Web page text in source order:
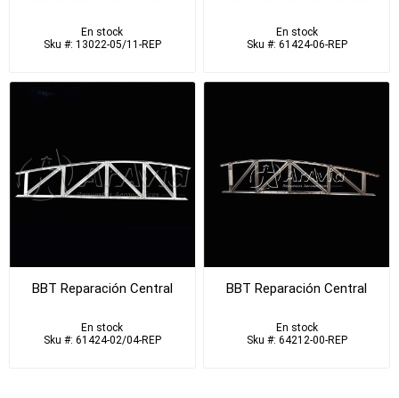
En stock
Sku #: 13022-05/11-REP
En stock
Sku #: 61424-06-REP
BBT Reparación Central
En stock
Sku #: 61424-02/04-REP
BBT Reparación Central
En stock
Sku #: 64212-00-REP